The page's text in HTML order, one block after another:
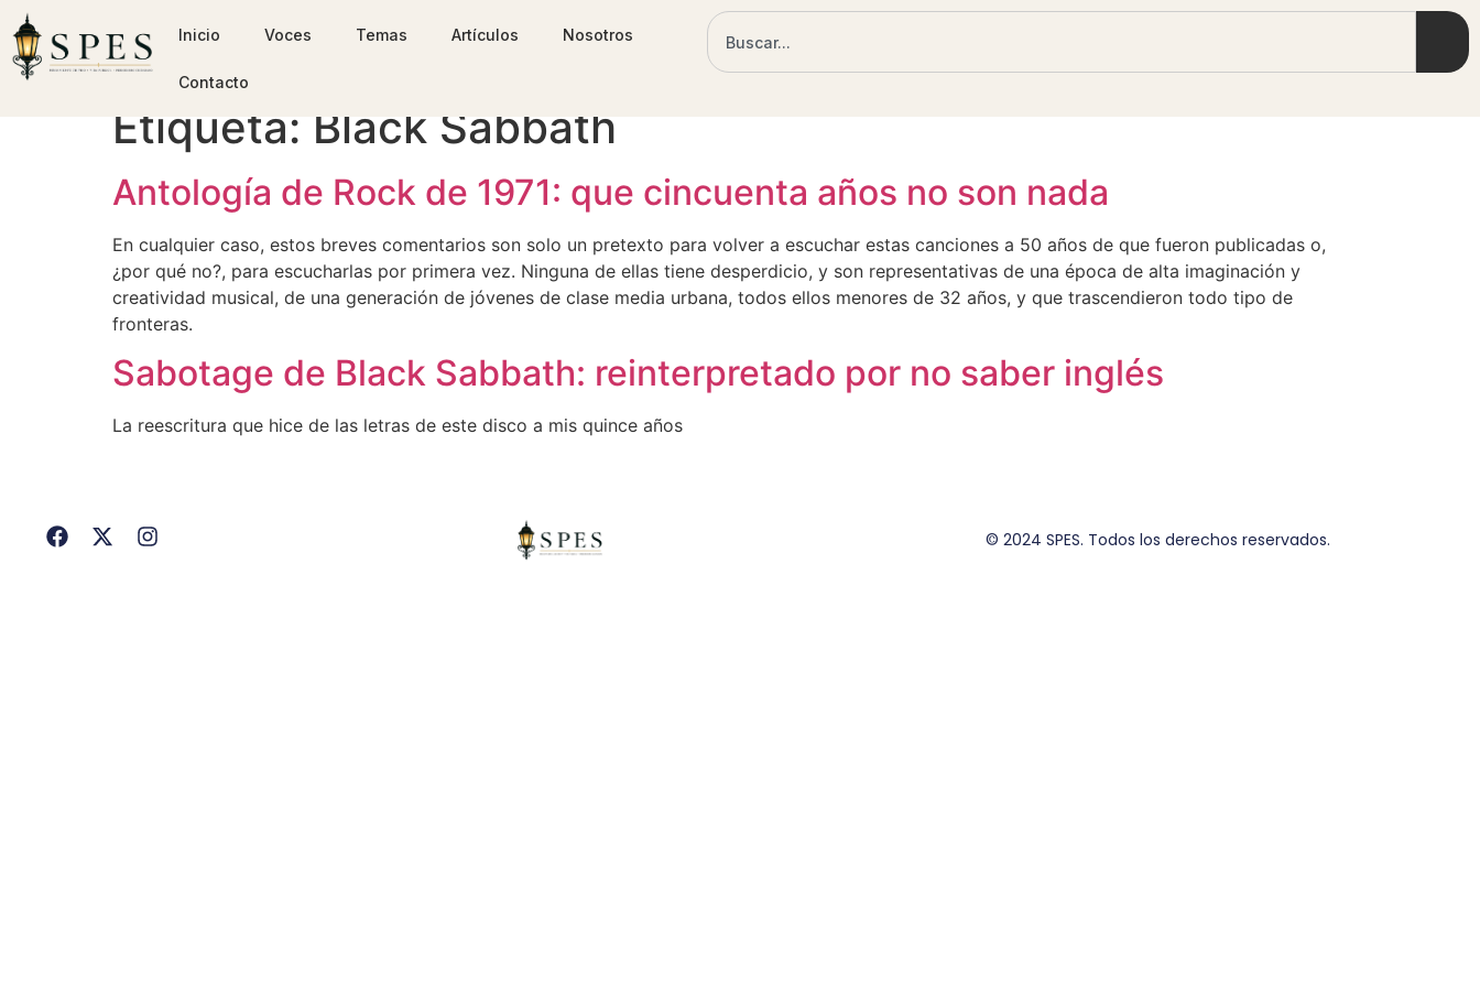
Inicio Voces Temas Artículos Nosotros
Contacto
Etiqueta: Black Sabbath
Antología de Rock de 1971: que cincuenta años no son nada
En cualquier caso, estos breves comentarios son solo un pretexto para volver a escuchar estas canciones a 50 años de que fueron publicadas o,
¿por qué no?, para escucharlas por primera vez. Ninguna de ellas tiene desperdicio, y son representativas de una época de alta imaginación y
creatividad musical, de una generación de jóvenes de clase media urbana, todos ellos menores de 32 años, y que trascendieron todo tipo de
fronteras.
Sabotage de Black Sabbath: reinterpretado por no saber inglés
La reescritura que hice de las letras de este disco a mis quince años
© 2024 SPES. Todos los derechos reservados.